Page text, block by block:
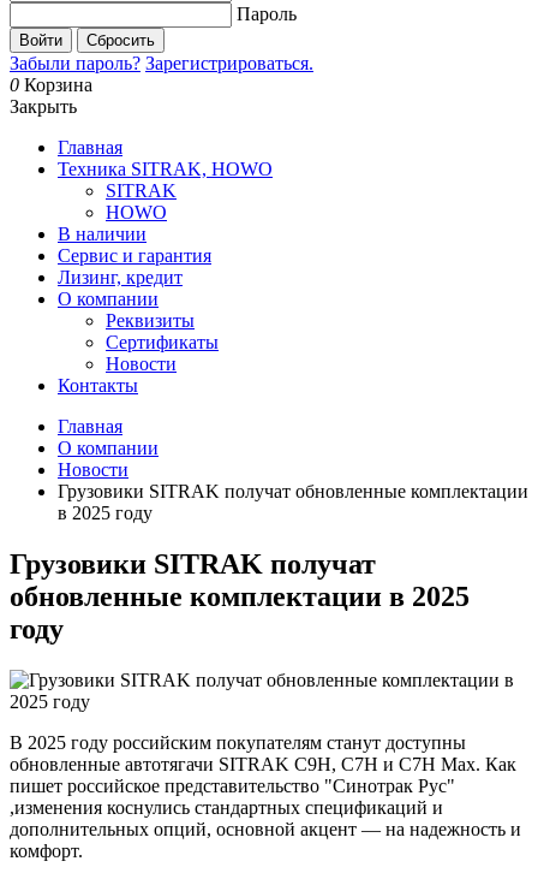
Пароль
Войти Сбросить
Забыли пароль? Зарегистрироваться.
0 Корзина
Закрыть
Главная
Техника SITRAK, HOWO
SITRAK
HOWO
В наличии
Сервис и гарантия
Лизинг, кредит
О компании
Реквизиты
Сертификаты
Новости
Контакты
Главная
О компании
Новости
Грузовики SITRAK получат обновленные комплектации
в 2025 году
Грузовики SITRAK получат
обновленные комплектации в 2025
году
В 2025 году российским покупателям станут доступны
обновленные автотягачи SITRAK C9H, C7H и C7H Max. Как
пишет российское представительство "Синотрак Рус"
,изменения коснулись стандартных спецификаций и
дополнительных опций, основной акцент — на надежность и
комфорт.